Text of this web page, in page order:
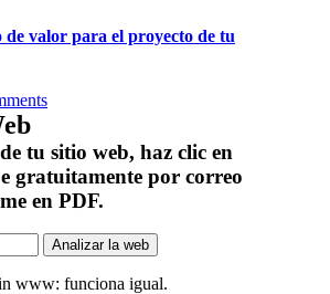
de valor para el proyecto de tu
tu sitio web, haz clic en
gratuitamente por correo
en PDF.
Analizar la web
www: funciona igual.